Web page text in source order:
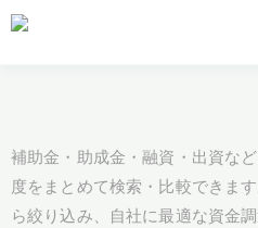
補助金・助成金・融資・出資な
度をまとめて検索・比較できま
ら絞り込み、自社に最適な資金